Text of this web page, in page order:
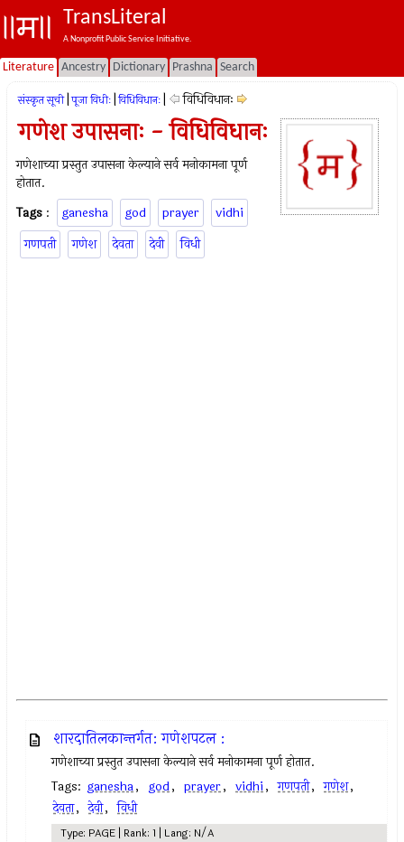
TransLiteral
A Nonprofit Public Service Initiative.
Literature Ancestry Dictionary Prashna Search
संस्कृत सूची पूजा विधीः विधिविधानः विधिविधानः
गणेश उपासनाः - विधिविधानः
गणेशाच्या प्रस्तुत उपासना केल्याने सर्व मनोकामना पूर्ण
होतात.
Tags : ganesha god prayer
vidhi
गणपती
गणेश देवता देवी विधी
शारदातिलकान्तर्गत: गणेशपटल :
गणेशाच्या प्रस्तुत उपासना केल्याने सर्व मनोकामना पूर्ण होतात.
Tags: ganesha, god, prayer, vidhi, गणपती, गणेश,
देवता, देवी, विधी
Type: PAGE | Rank: 1 | Lang: N/A